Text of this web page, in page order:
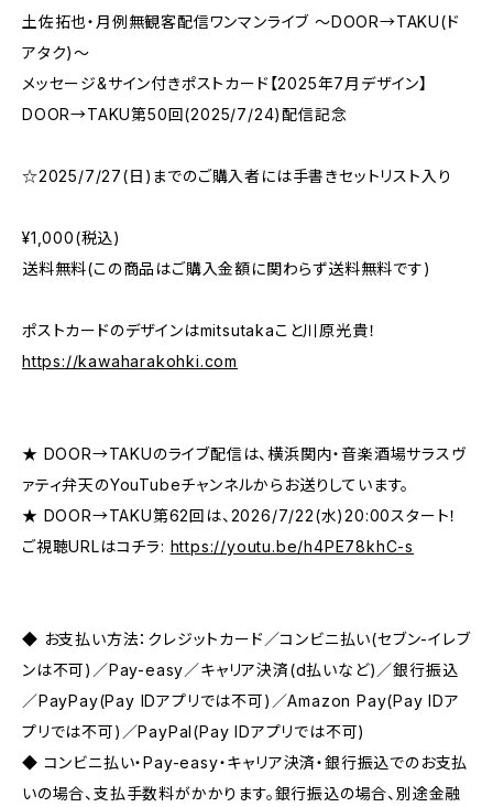
土佐拓也・月例無観客配信ワンマンライブ ～DOOR→TAKU(ド
アタク)～
メッセージ&サイン付きポストカード【2025年7月デザイン】
DOOR→TAKU第50回(2025/7/24)配信記念
☆2025/7/27(日)までのご購入者には手書きセットリスト入り
¥1,000(税込)
送料無料(この商品はご購入金額に関わらず送料無料です)
ポストカードのデザインはmitsutakaこと川原光貴！
https://kawaharakohki.com
★ DOOR→TAKUのライブ配信は、横浜関内・音楽酒場サラスヴ
ァティ弁天のYouTubeチャンネルからお送りしています。
★ DOOR→TAKU第62回は、2026/7/22(水)20:00スタート！
ご視聴URLはコチラ: https://youtu.be/h4PE78khC-s
◆ お支払い方法：クレジットカード／コンビニ払い(セブン-イレブ
ンは不可)／Pay-easy／キャリア決済(d払いなど)／銀行振込
／PayPay(Pay IDアプリでは不可)／Amazon Pay(Pay IDア
プリでは不可)／PayPal(Pay IDアプリでは不可)
◆ コンビニ払い・Pay-easy・キャリア決済・銀行振込でのお支払
いの場合、支払手数料がかかります。銀行振込の場合、別途金融